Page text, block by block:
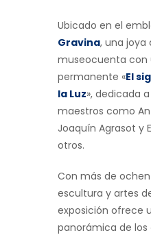
Ubicado en el
Gravina, una joya
museocuenta con
permanente «El
la Luz», dedicada
maestros como
Joaquín Agrasot y
otros.
Con más de
escultura y artes
exposición ofrece
panorámica de